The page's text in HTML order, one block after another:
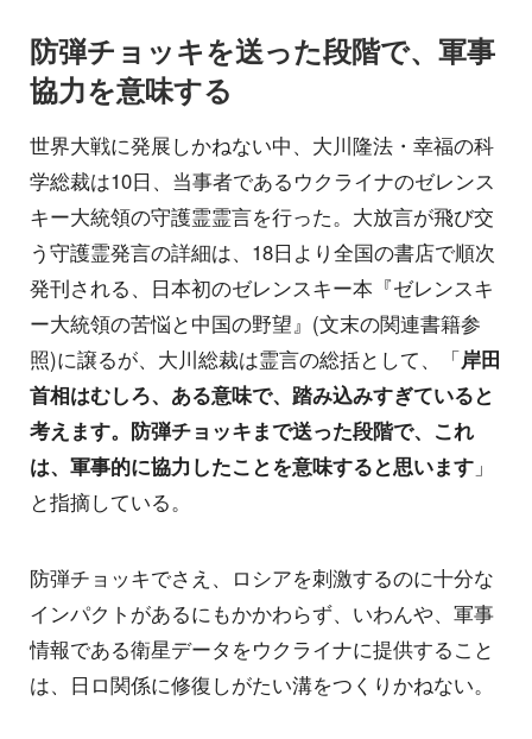
防弾チョッキを送った段階で、軍事
協力を意味する
世界大戦に発展しかねない中、大川隆法・幸福の科
学総裁は10日、当事者であるウクライナのゼレンス
キー大統領の守護霊霊言を行った。大放言が飛び交
う守護霊発言の詳細は、18日より全国の書店で順次
発刊される、日本初のゼレンスキー本『ゼレンスキ
ー大統領の苦悩と中国の野望』(文末の関連書籍参
照)に譲るが、大川総裁は霊言の総括として、「岸田
首相はむしろ、ある意味で、踏み込みすぎていると
考えます。防弾チョッキまで送った段階で、これ
は、軍事的に協力したことを意味すると思います 」
と指摘している。
防弾チョッキでさえ、ロシアを刺激するのに十分な
インパクトがあるにもかかわらず、いわんや、軍事
情報である衛星データをウクライナに提供すること
は、日ロ関係に修復しがたい溝をつくりかねない。